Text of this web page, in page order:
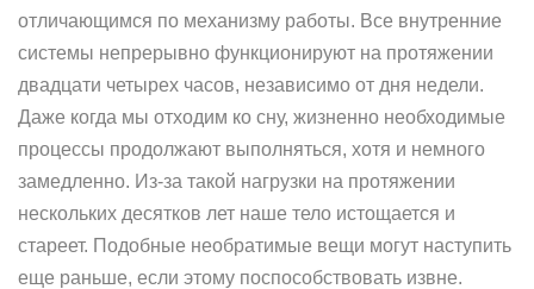
отличающимся по механизму работы. Все внутренние
системы непрерывно функционируют на протяжении
двадцати четырех часов, независимо от дня недели.
Даже когда мы отходим ко сну, жизненно необходимые
процессы продолжают выполняться, хотя и немного
замедленно. Из-за такой нагрузки на протяжении
нескольких десятков лет наше тело истощается и
стареет. Подобные необратимые вещи могут наступить
еще раньше, если этому поспособствовать извне.